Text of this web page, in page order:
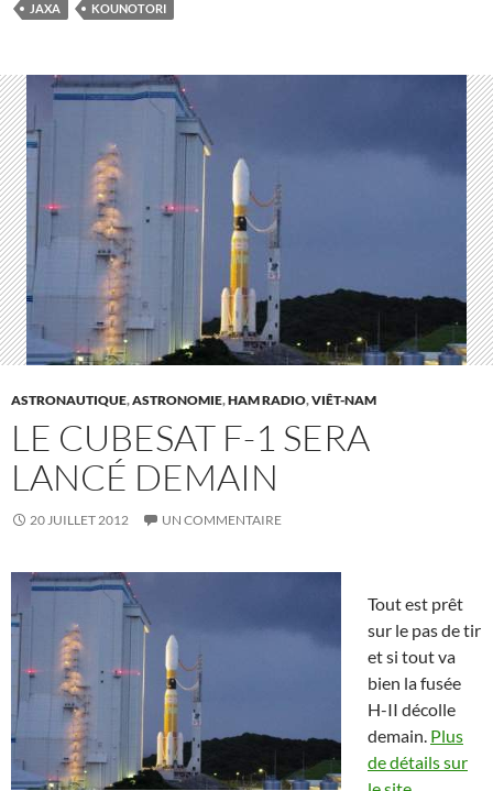
JAXA
KOUNOTORI
ASTRONAUTIQUE,ASTRONOMIE,HAM RADIO,VIÊT-NAM
LE CUBESAT F-1 SERA
LANCÉ DEMAIN
20 JUILLET 2012 UN COMMENTAIRE
Tout est prêt
sur le pas de tir
et si tout va
bien la fusée
H-II décolle
demain. Plus
de détails sur